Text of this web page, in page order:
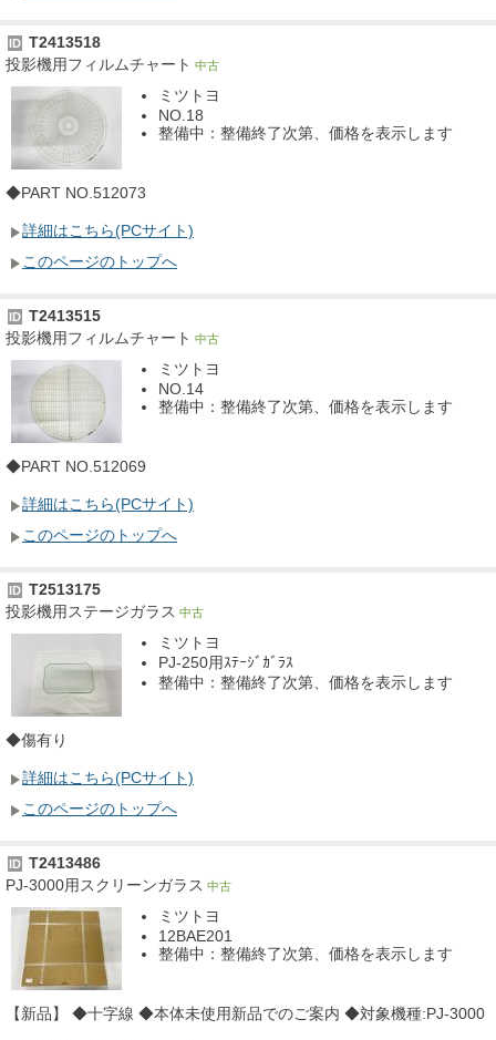
ID T2413518
投影機用フィルムチャート 中古
ミツトヨ
NO.18
整備中：整備終了次第、価格を表示します
◆PART NO.512073
詳細はこちら(PCサイト)
このページのトップへ
ID T2413515
投影機用フィルムチャート 中古
ミツトヨ
NO.14
整備中：整備終了次第、価格を表示します
◆PART NO.512069
詳細はこちら(PCサイト)
このページのトップへ
ID T2513175
投影機用ステージガラス 中古
ミツトヨ
PJ-250用ｽﾃｰｼﾞｶﾞﾗｽ
整備中：整備終了次第、価格を表示します
◆傷有り
詳細はこちら(PCサイト)
このページのトップへ
ID T2413486
PJ-3000用スクリーンガラス 中古
ミツトヨ
12BAE201
整備中：整備終了次第、価格を表示します
【新品】 ◆十字線 ◆本体未使用新品でのご案内 ◆対象機種:PJ-3000